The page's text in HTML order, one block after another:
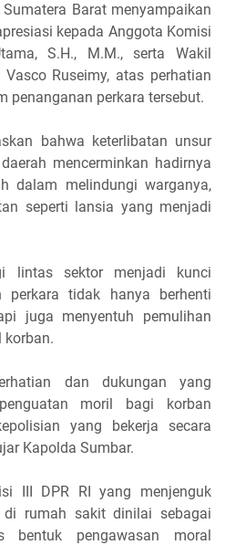
Barat menyampaikan
kepada Anggota Komisi
S.H., M.M., serta Wakil
Ruseimy, atas perhatian
penanganan perkara tersebut.
bahwa keterlibatan unsur
mencerminkan hadirnya
dalam melindungi warganya,
seperti lansia yang menjadi
lintas sektor menjadi kunci
perkara tidak hanya berhenti
juga menyentuh pemulihan
korban.
dan dukungan yang
moril bagi korban
yang bekerja secara
Kapolda Sumbar.
III DPR RI yang menjenguk
di rumah sakit dinilai sebagai
bentuk pengawasan moral